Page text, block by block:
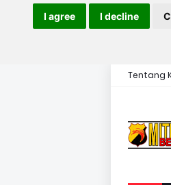
I agree I decline
Tentang